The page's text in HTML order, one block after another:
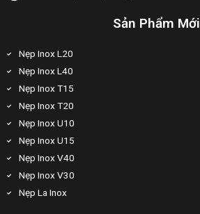
Sản Phẩm Mới
Nẹp Inox L20
Nẹp Inox L40
Nẹp Inox T15
Nẹp Inox T20
Nẹp Inox U10
Nẹp Inox U15
Nẹp Inox V40
Nẹp Inox V30
Nẹp La Inox